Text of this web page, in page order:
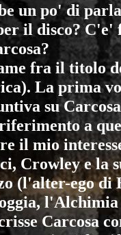
un po' di
il disco?
fra il titolo
La prima
su
a
il mio
Crowley e la
(l'alter-ego
Carcosa